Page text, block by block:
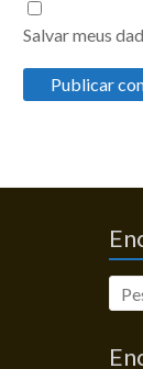
Salvar meus